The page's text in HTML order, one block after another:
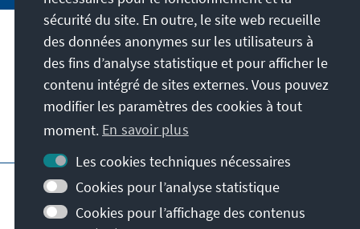
Adresse
Contact
Visitez aussi
Page principale de la KAS
Impressum
Protection des données
Conditions d'utilisation
sécurité du site. En outre, le site web recueille
des données anonymes sur les utilisateurs à
des fins d’analyse statistique et pour afficher le
contenu intégré de sites externes. Vous pouvez
modifier les paramètres des cookies à tout
moment. En savoir plus
Les cookies techniques nécessaires
Cookies pour l’analyse statistique
Cookies pour l’affichage des contenus